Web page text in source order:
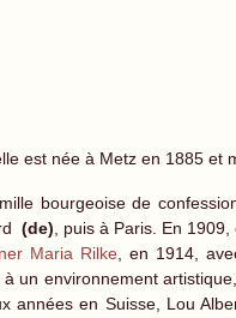
est née à Metz en 1885 et
bourgeoise de
(de), puis à Paris. En
Maria Rilke, en 1914,
un environnement
en Suisse, Lou